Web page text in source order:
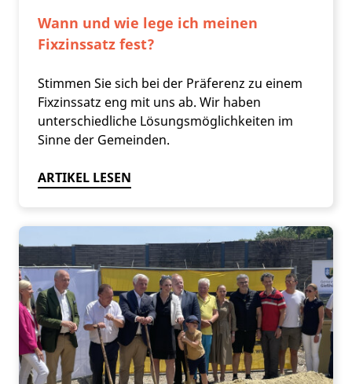
Wann und wie lege ich meinen
Fixzinssatz fest?
Stimmen Sie sich bei der Präferenz zu einem
Fixzinssatz eng mit uns ab. Wir haben
unterschiedliche Lösungsmöglichkeiten im
Sinne der Gemeinden.
ARTIKEL LESEN